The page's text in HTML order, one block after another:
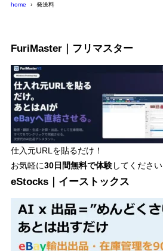
home 発送料
FuriMaster｜フリマスター
仕入元URLを貼るだけ！
お気軽に30日間無料で体験してください
eStocks｜イーストックス